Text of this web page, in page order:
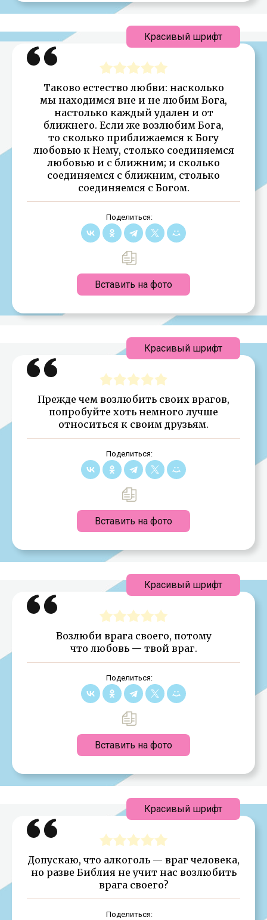
Таково естество любви: насколько
мы находимся вне и не любим Бога,
настолько каждый удален и от
ближнего. Если же возлюбим Бога,
то сколько приближаемся к Богу
любовью к Нему, столько соединяемся
любовью и с ближним; и сколько
соединяемся с ближним, столько
соединяемся с Богом.
Поделиться:
Вставить на фото
Красивый шрифт
Прежде чем возлюбить своих врагов,
попробуйте хоть немного лучше
относиться к своим друзьям.
Поделиться:
Вставить на фото
Красивый шрифт
Возлюби врага своего, потому
что любовь — твой враг.
Поделиться:
Вставить на фото
Красивый шрифт
Допускаю, что алкоголь — враг человека,
но разве Библия не учит нас возлюбить
врага своего?
Поделиться:
Красивый шрифт